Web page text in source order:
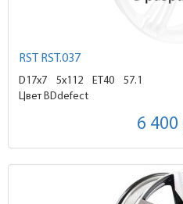
RST RST.037
D17x7 5x112 ET40
57.1
Цвет BDdefect
6 400